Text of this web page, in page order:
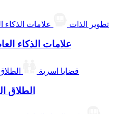
تطوير الذات
علامات الذكاء
قضايا اسرية
الطلاق